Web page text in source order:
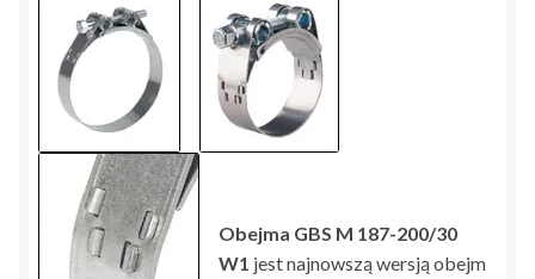
Obejma GBS M 187-200/30
W1 jest najnowszą wersją obejm